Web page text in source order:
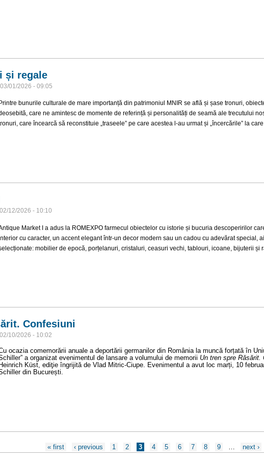
și regale
01/2026 - 09:05
Printre bunurile culturale de mare importanță din patrimoniul MNIR se află și șase tronuri,
care ne amintesc de momente de referință și personalități de seamă ale trecutului
care încearcă să reconstituie „traseele” pe care acestea l-au urmat și „încercările” la
12/2026 - 10:10
Market I a adus la ROMEXPO farmecul obiectelor cu istorie și bucuria descoperirilor
cu caracter, un accent elegant într-un decor modern sau un cadou cu adevărat special,
mobilier de epocă, porțelanuri, cristaluri, ceasuri vechi, tablouri, icoane, bijuterii și
Confesiuni
10/2026 - 10:02
ocazia comemorării anuale a deportării germanilor din România la muncă forțată în
a organizat evenimentul de lansare a volumului de memorii Un tren spre Răsărit.
Küst, ediţie îngrijită de Vlad Mitric‑Ciupe. Evenimentul a avut loc marți, 10
din București.
« first ‹ previous 1 2 3 4 5 6 7 8 9 … next ›